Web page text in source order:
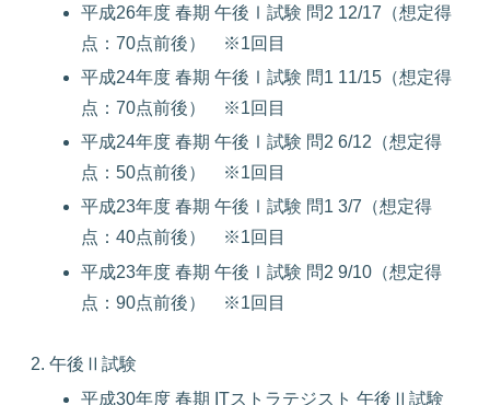
平成26年度 春期 午後Ⅰ試験 問2 12/17（想定得
点：70点前後） ※1回目
平成24年度 春期 午後Ⅰ試験 問1 11/15（想定得
点：70点前後） ※1回目
平成24年度 春期 午後Ⅰ試験 問2 6/12（想定得
点：50点前後） ※1回目
平成23年度 春期 午後Ⅰ試験 問1 3/7（想定得
点：40点前後） ※1回目
平成23年度 春期 午後Ⅰ試験 問2 9/10（想定得
点：90点前後） ※1回目
午後Ⅱ試験
平成30年度 春期 ITストラテジスト 午後Ⅱ試験